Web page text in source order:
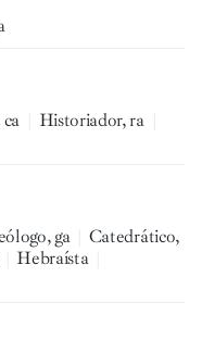
Historiador, ra
ga
Catedrático,
Hebraísta